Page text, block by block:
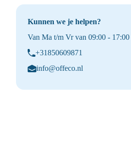
Kunnen we je helpen?
Van Ma t/m Vr van 09:00 -
+31850609871
info@offeco.nl